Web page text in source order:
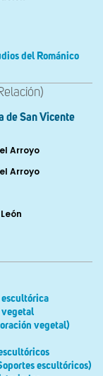
del Románico
de San Vicente
Arroyo
Arroyo
escultórica
vegetal
vegetal)
escultóricos)